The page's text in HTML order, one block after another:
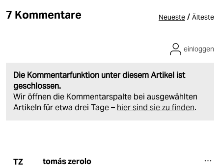
7 Kommentare Neueste / Älteste
Die Kommentarfunktion unter diesem Artikel ist
geschlossen.
Wir öffnen die Kommentarspalte bei ausgewählten
Artikeln für etwa drei Tage – hier sind sie zu finden.
einloggen
TZ tomás zerolo